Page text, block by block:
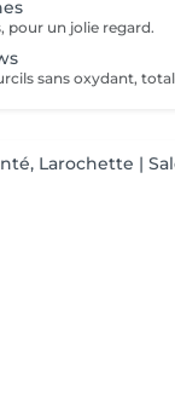
pour un jolie regard.